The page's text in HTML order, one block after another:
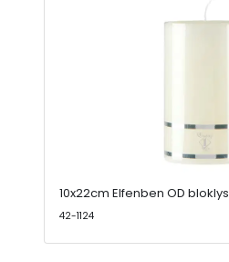
10x22cm Elfenben OD bloklys
42-1124